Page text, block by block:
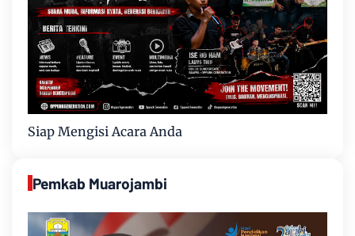
Siap Mengisi Acara Anda
Pemkab Muarojambi